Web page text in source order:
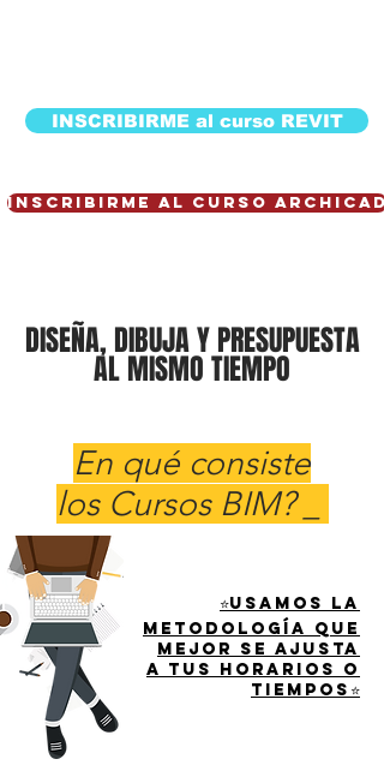
INSCRIBIRME al curso REVIT
INSCRIBIRME al curso archicad
DISEÑA, DIBUJA Y PRESUPUESTA
AL MISMO TIEMPO
En qué consiste
los Cursos BIM? _
⭐usamos la
metodología que
mejor se ajusta
a tus horarios o
tiempos⭐